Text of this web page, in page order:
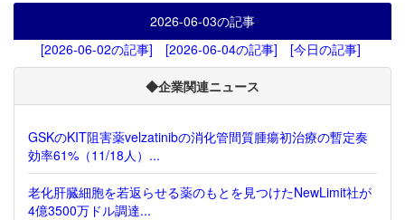
2026-06-03の記事
[2026-06-02の記事]
[2026-06-04の記事] [今日の記事]
◆企業関連ニュース
GSKのKIT阻害薬velzatinibの消化管間質腫瘍初治療の暫定奏
効率61%（11/18人）...
老化肝臓細胞を若返らせる薬のもとを見つけたNewLimit社が
4億3500万ドル調達...